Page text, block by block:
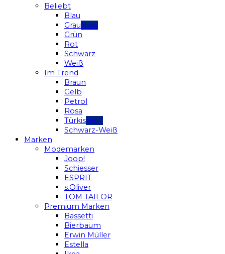
Beliebt
Blau
Grau
Grün
Rot
Schwarz
Weiß
Im Trend
Braun
Gelb
Petrol
Rosa
Türkis
Schwarz-Weiß
Marken
Modemarken
Joop!
Schiesser
ESPRIT
s.Oliver
TOM TAILOR
Premium Marken
Bassetti
Bierbaum
Erwin Müller
Estella